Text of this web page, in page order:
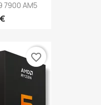
7900 AM5
favorite_border